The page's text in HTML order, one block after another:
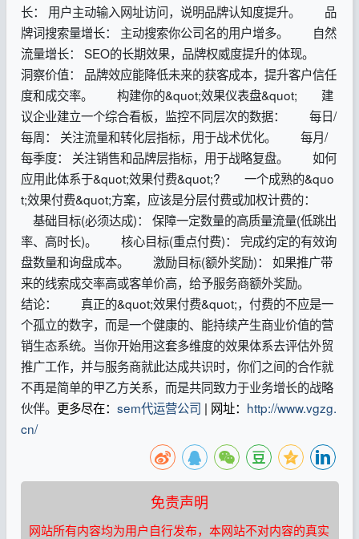
长： 用户主动输入网址访问，说明品牌认知度提升。 品
牌词搜索量增长： 主动搜索你公司名的用户增多。 自然
流量增长： SEO的长期效果，品牌权威度提升的体现。
洞察价值： 品牌效应能降低未来的获客成本，提升客户信任
度和成交率。 构建你的&quot;效果仪表盘&quot; 建
议企业建立一个综合看板，监控不同层次的数据： 每日/
每周： 关注流量和转化层指标，用于战术优化。 每月/
每季度： 关注销售和品牌层指标，用于战略复盘。 如何
应用此体系于&quot;效果付费&quot;? 一个成熟的&quo
t;效果付费&quot;方案，应该是分层付费或加权计费的：
基础目标(必须达成)： 保障一定数量的高质量流量(低跳出
率、高时长)。 核心目标(重点付费)： 完成约定的有效询
盘数量和询盘成本。 激励目标(额外奖励)： 如果推广带
来的线索成交率高或客单价高，给予服务商额外奖励。
结论： 真正的&quot;效果付费&quot;，付费的不应是一
个孤立的数字，而是一个健康的、能持续产生商业价值的营
销生态系统。当你开始用这套多维度的效果体系去评估外贸
推广工作，并与服务商就此达成共识时，你们之间的合作就
不再是简单的甲乙方关系，而是共同致力于业务增长的战略
伙伴。 更多尽在： sem代运营公司 | 网址： http://www.vgzg.
cn/
免责声明
网站所有内容均为用户自行发布，本网站不对内容的真实